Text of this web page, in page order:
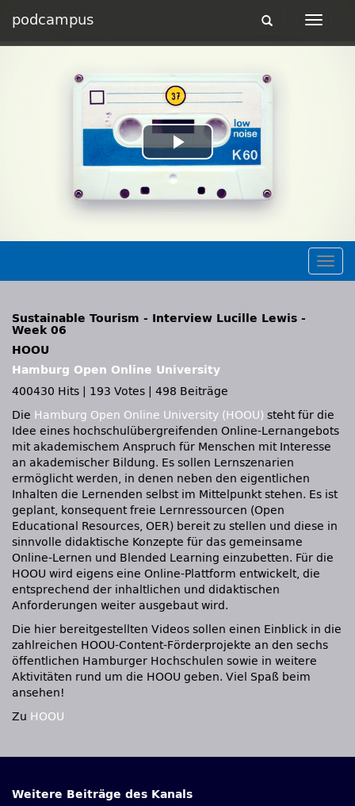
podcampus
Toggle
Toggle
Play
Video
Sustainable Tourism - Interview Lucille Lewis -
Week 06
HOOU
Hamburg Open Online University
400430 Hits
193 Votes
498 Beiträge
Die Hamburg Open Online University (HOOU) steht für die
Idee eines hochschulübergreifenden Online-Lernangebots
mit akademischem Anspruch für Menschen mit Interesse
an akademischer Bildung. Es sollen Lernszenarien
ermöglicht werden, in denen neben den eigentlichen
Inhalten die Lernenden selbst im Mittelpunkt stehen. Es ist
geplant, konsequent freie Lernressourcen (Open
Educational Resources, OER) bereit zu stellen und diese in
sinnvolle didaktische Konzepte für das gemeinsame
Online-Lernen und Blended Learning einzubetten. Für die
HOOU wird eigens eine Online-Plattform entwickelt, die
entsprechend der inhaltlichen und didaktischen
Anforderungen weiter ausgebaut wird.
Die hier bereitgestellten Videos sollen einen Einblick in die
zahlreichen HOOU-Content-Förderprojekte an den sechs
öffentlichen Hamburger Hochschulen sowie in weitere
Aktivitäten rund um die HOOU geben. Viel Spaß beim
ansehen!
Zu HOOU
Weitere Beiträge des Kanals